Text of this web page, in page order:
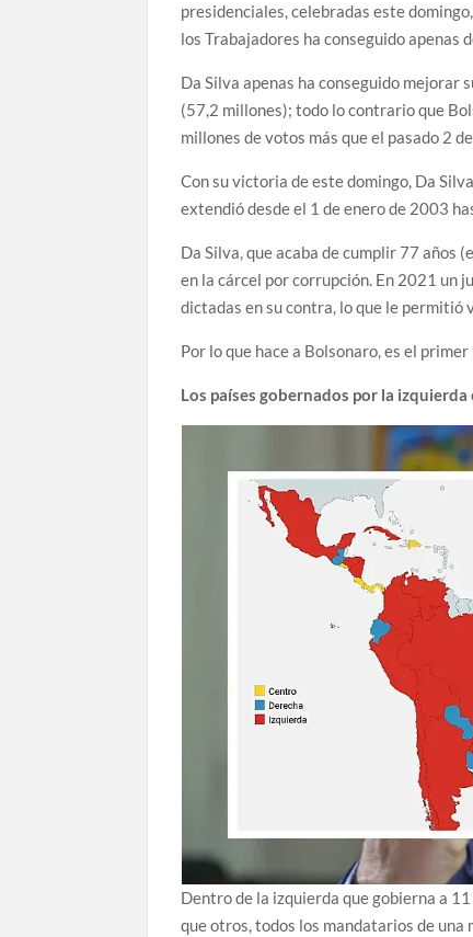
presidenciales, celebradas este
los Trabajadores ha conseguido apenas
Da Silva apenas ha conseguido mejorar
(57,2 millones); todo lo contrario que
millones de votos más que el pasado 2
Con su victoria de este domingo, Da
extendió desde el 1 de enero de 2003
Da Silva, que acaba de cumplir 77 años
en la cárcel por corrupción. En 2021 un
dictadas en su contra, lo que le permitió
Por lo que hace a Bolsonaro, es el
Los países gobernados por la izquierda
Dentro de la izquierda que gobierna a
que otros, todos los mandatarios de